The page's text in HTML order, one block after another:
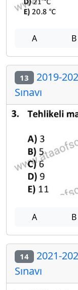
A B
13 2019-
Sınavı
A B
14 2021-
Sınavı